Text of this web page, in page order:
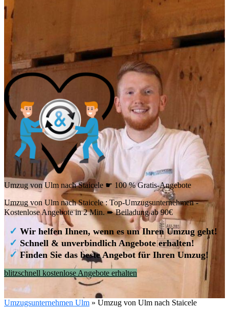
Umzug von Ulm nach Staicele ☛ 100 % Gratis-Angebote
Umzug von Ulm nach Staicele : Top-Umzugsunternehmen -
Kostenlose Angebote in 2 Min. ➨ Beiladung ab 90€
✓ Wir helfen Ihnen, wenn es um Ihren Umzug geht!
✓ Schnell & unverbindlich Angebote erhalten!
✓ Finden Sie das beste Angebot für Ihren Umzug!
blitzschnell kostenlose Angebote erhalten
Umzugsunternehmen Ulm » Umzug von Ulm nach Staicele